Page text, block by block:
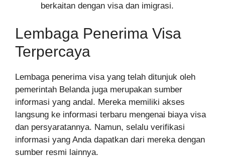
berkaitan dengan visa dan imigrasi.
Lembaga Penerima Visa
Terpercaya
Lembaga penerima visa yang telah ditunjuk oleh
pemerintah Belanda juga merupakan sumber
informasi yang andal. Mereka memiliki akses
langsung ke informasi terbaru mengenai biaya visa
dan persyaratannya. Namun, selalu verifikasi
informasi yang Anda dapatkan dari mereka dengan
sumber resmi lainnya.